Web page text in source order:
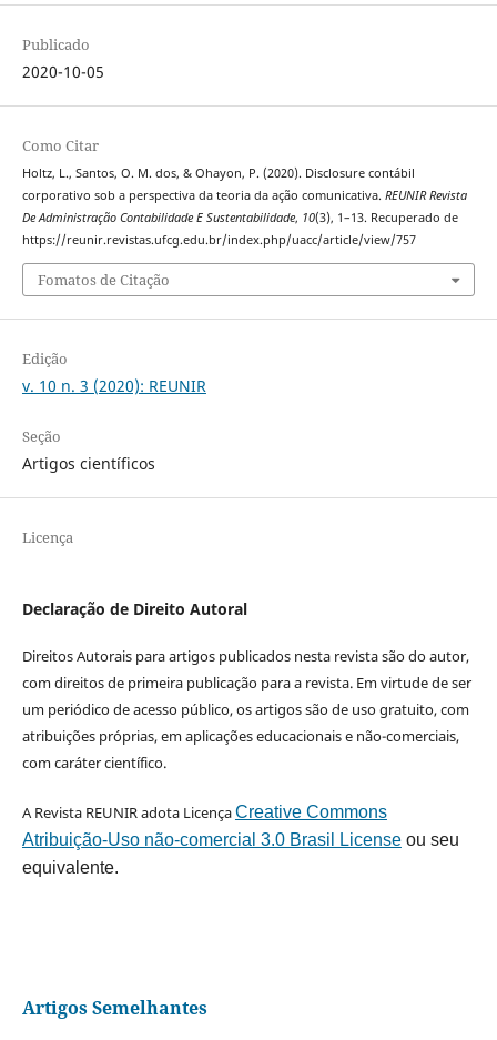
Publicado
2020-10-05
Como Citar
Holtz, L., Santos, O. M. dos, & Ohayon, P. (2020). Disclosure contábil
corporativo sob a perspectiva da teoria da ação comunicativa. REUNIR Revista
De Administração Contabilidade E Sustentabilidade, 10(3), 1–13. Recuperado de
https://reunir.revistas.ufcg.edu.br/index.php/uacc/article/view/757
Fomatos de Citação
Edição
v. 10 n. 3 (2020): REUNIR
Seção
Artigos científicos
Licença
Declaração de Direito Autoral
Direitos Autorais para artigos publicados nesta revista são do autor,
com direitos de primeira publicação para a revista. Em virtude de ser
um periódico de acesso público, os artigos são de uso gratuito, com
atribuições próprias, em aplicações educacionais e não-comerciais,
com caráter científico.
A Revista REUNIR adota LicençaCreative Commons
Atribuição-Uso não-comercial 3.0 Brasil Licenseou seu
equivalente.
Artigos Semelhantes